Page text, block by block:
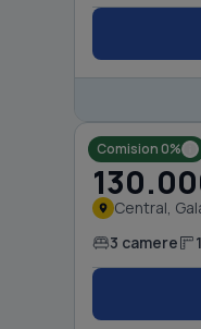
Comision 0%
Casă cu 3
Central,
3 camere